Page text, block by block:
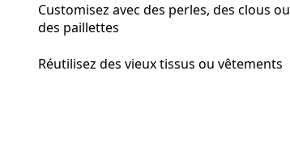
Customisez avec des perles, des clous ou
des paillettes
Réutilisez des vieux tissus ou vêtements